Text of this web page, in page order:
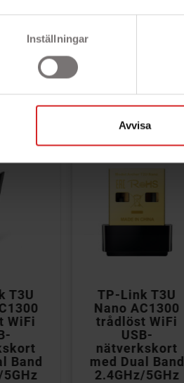
Inställningar
Avvisa
har en PCIe-plats (x1
11.
T3U
WiFi
Band
TP-Link T3U
Nano AC1300
trådlöst WiFi
USB-
nätverkskort
med Dual Band
2.4GHz/5GHz